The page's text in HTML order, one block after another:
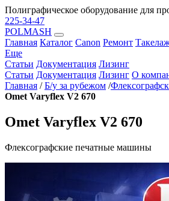
Полиграфическое оборудование для
225-34-47
POLMASH
Главная Каталог Canon Ремонт
Еще
Статьи Документация Лизинг
Статьи Документация Лизинг О
Главная / Б/у за рубежом /
Omet Varyflex V2 670
Omet Varyflex V2 670
Флексографские печатные машины